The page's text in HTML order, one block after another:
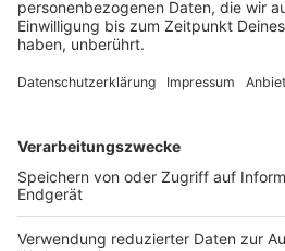
drittes EM-Gold
EM gewinnen die Deutschen ihr
Schon heute steht eine große
DEINE GEMERKTEN ARTIKEL